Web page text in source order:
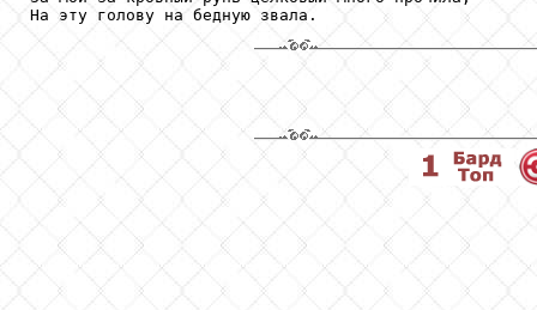
На эту голову на бедную звала.